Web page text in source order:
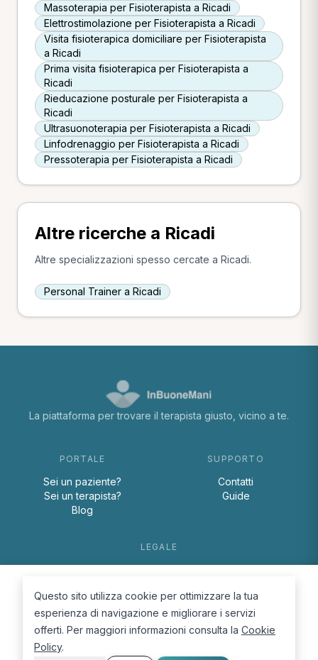
Massoterapia per Fisioterapista a Ricadi
Elettrostimolazione per Fisioterapista a Ricadi
Visita fisioterapica domiciliare per Fisioterapista
a Ricadi
Prima visita fisioterapica per Fisioterapista a
Ricadi
Rieducazione posturale per Fisioterapista a
Ricadi
Ultrasuonoterapia per Fisioterapista a Ricadi
Linfodrenaggio per Fisioterapista a Ricadi
Pressoterapia per Fisioterapista a Ricadi
Altre ricerche a Ricadi
Altre specializzazioni spesso cercate a Ricadi.
Personal Trainer a Ricadi
La piattaforma per trovare il terapista giusto, vicino a te.
PORTALE
Sei un paziente?
Sei un terapista?
Blog
SUPPORTO
Contatti
Guide
LEGALE
Cookie Policy
Questo sito utilizza cookie per ottimizzare la tua
esperienza di navigazione e migliorare i servizi
offerti. Per maggiori informazioni consulta la Cookie
Policy.